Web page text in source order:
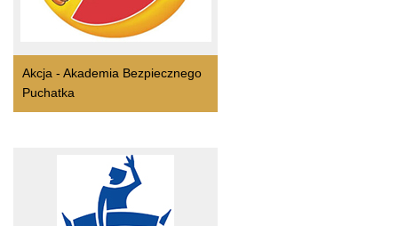
Akcja - Akademia Bezpiecznego
Puchatka